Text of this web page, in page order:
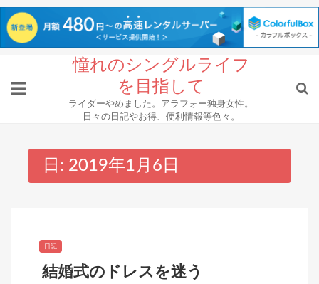
content
憧れのシングルライフ
を目指して
ライダーやめました。アラフォー独身女性。
日々の日記やお得、便利情報等色々。
日: 2019年1月6日
日記
結婚式のドレスを迷う